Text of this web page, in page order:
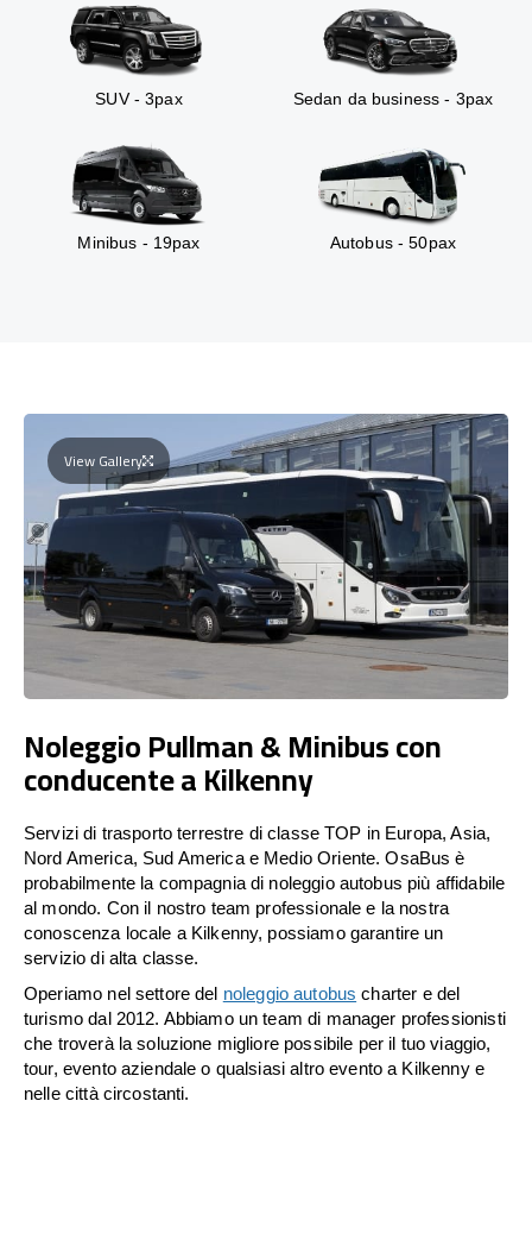
SUV - 3pax Sedan da business - 3pax
Minibus - 19pax Autobus - 50pax
View Gallery
Noleggio Pullman & Minibus con
conducente a Kilkenny
Servizi di trasporto terrestre di classe TOP in Europa, Asia,
Nord America, Sud America e Medio Oriente. OsaBus è
probabilmente la compagnia di noleggio autobus più affidabile
al mondo. Con il nostro team professionale e la nostra
conoscenza locale a Kilkenny, possiamo garantire un
servizio di alta classe.
Operiamo nel settore del noleggio autobus charter e del
turismo dal 2012. Abbiamo un team di manager professionisti
che troverà la soluzione migliore possibile per il tuo viaggio,
tour, evento aziendale o qualsiasi altro evento a Kilkenny e
nelle città circostanti.